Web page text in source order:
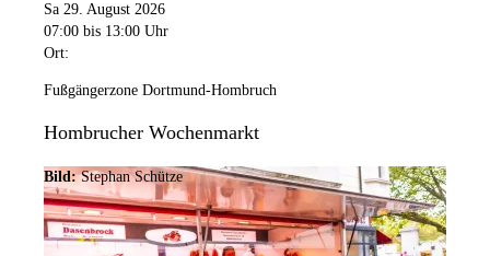
Sa 29. August 2026
07:00 bis 13:00 Uhr
Ort:
Fußgängerzone Dortmund-Hombruch
Hombrucher Wochenmarkt
Bild: Stephan Schütze